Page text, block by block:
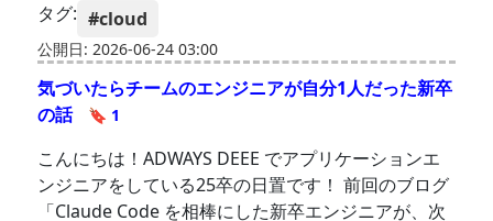
タグ: #cloud
公開日: 2026-06-24 03:00
気づいたらチームのエンジニアが自分1人だった新卒
の話
🔖 1
こんにちは！ADWAYS DEEE でアプリケーションエ
ンジニアをしている25卒の日置です！ 前回のブログ
「Claude Code を相棒にした新卒エンジニアが、次